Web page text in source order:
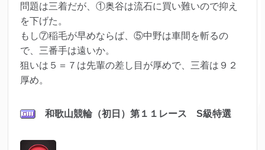
問題は三着だが、①奥谷は流石に買い難いので抑え
を下げた。
もし⑦稲毛が早めならば、⑤中野は車間を斬るの
で、三番手は遠いか。
狙いは５＝７は先輩の差し目が厚めで、三着は９２
厚め。
和歌山競輪（初日）第１１レース S級特選